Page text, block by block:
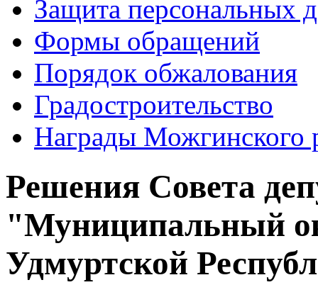
Защита персональных
Формы обращений
Порядок обжалования
Градостроительство
Награды Можгинского
Решения Совета
"Муниципальный
Удмуртской